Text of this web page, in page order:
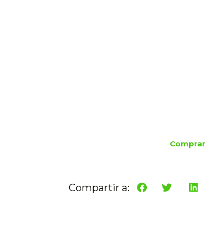
Comprar
Compartir a: